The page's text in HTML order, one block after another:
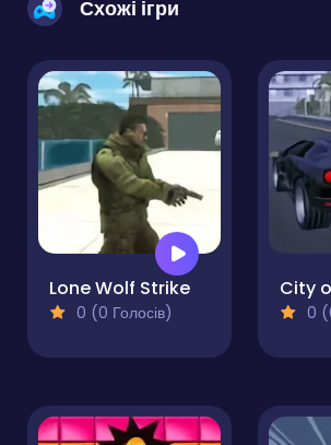
Схожі ігри
Lone Wolf Strike
0 (0 Голосів) 0